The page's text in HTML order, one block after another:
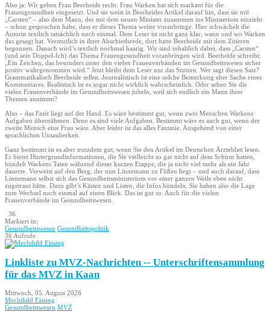
Also ja: Wir geben Frau Beerheide recht. Frau Warken hat sich markant für die
Frauengesundheit eingesetzt. Und sie weist in Beerheides Artikel darauf hin, dass sie mit
„Carsten“ – also dem Mann, der mit dem neuen Minister zusammen ins Ministerium einzieht
– schon gesprochen habe, dass er dieses Thema weiter voranbringe. Hier schwächelt die
Autorin textlich tatsächlich noch einmal. Dem Leser ist nicht ganz klar, wann und wo Warken
das gesagt hat. Vermutlich in ihrer Abschiedsrede, dort hatte Beerheide mit dem Zitieren
begonnen. Danach wird’s textlich nochmal haarig. Wir sind inhaltlich dabei, dass „Carsten“
(und sein Doppel-Ich) das Thema Frauengesundheit voranbringen wird. Beerheide schreibt:
„Ein Zeichen, das besonders unter den vielen Frauenverbänden im Gesundheitswesen sicher
positiv wahrgenommen wird.“ Jetzt bleibt dem Leser nur das Stutzen. Wer sagt diesen Satz?
Grammatikalisch Beerheide selbst. Journalistisch ist eine solche Bemerkung eher Sache eines
Kommentares. Realistisch ist es sogar nicht wirklich wahrscheinlich. Oder sehen Sie die
vielen Frauenverbände im Gesundheitswesen jubeln, weil sich endlich ein Mann ihrer
Themen annimmt?
Also – das Fazit liegt auf der Hand. Es wäre bestimmt gut, wenn zwei Menschen Warkens
Aufgaben übernähmen. Denn es sind viele Aufgaben. Bestimmt wäre es auch gut, wenn der
zweite Mensch eine Frau wäre. Aber leider ist das alles Fantasie. Ausgehend von einer
sprachlichen Unsauberkeit.
Ganz bestimmt ist es aber trotzdem gut, wenn Sie den Artikel im Deutschen Ärzteblatt lesen.
Er bietet Hintergrundinformationen, die Sie vielleicht so gar nicht auf dem Schirm hatten,
bündelt Warkens Taten während dieser kurzen Etappe, die ja nicht viel mehr als ein Jahr
dauerte. Verweist auf den Berg, der nun Linnemann zu Füßen liegt – und auch darauf, dass
Linnemann selbst sich das Gesundheitsministerium vor einer ganzen Weile eben nicht
zugetraut hätte. Dazu gibt’s Kästen und Listen, die Infos bündeln. Sie haben also die Lage
zum Wechsel noch einmal auf einen Blick. Das ist gut so. Auch für die vielen
Frauenverbände im Gesundheitswesen.
36
Markiert in:
Gesundheitswesen Gesundheitspolitik
36 Aufrufe
Linkliste zu MVZ-Nachrichten -- Unterschriftensammlung
für das MVZ in Kaan
Mittwoch, 05. August 2026
Mechthild Eissing
Gesundheitswesen MVZ